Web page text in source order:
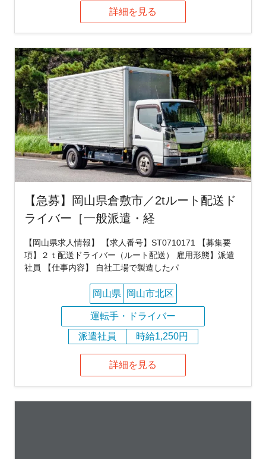
詳細を見る
【急募】岡山県倉敷市／2tルート配送ド
ライバー［一般派遣・経
【岡山県求人情報】 【求人番号】ST0710171 【募集要
項】２ｔ配送ドライバー（ルート配送） 雇用形態】派遣
社員 【仕事内容】 自社工場で製造したパ
岡山県 岡山市北区
運転手・ドライバー
派遣社員
時給1,250円
詳細を見る